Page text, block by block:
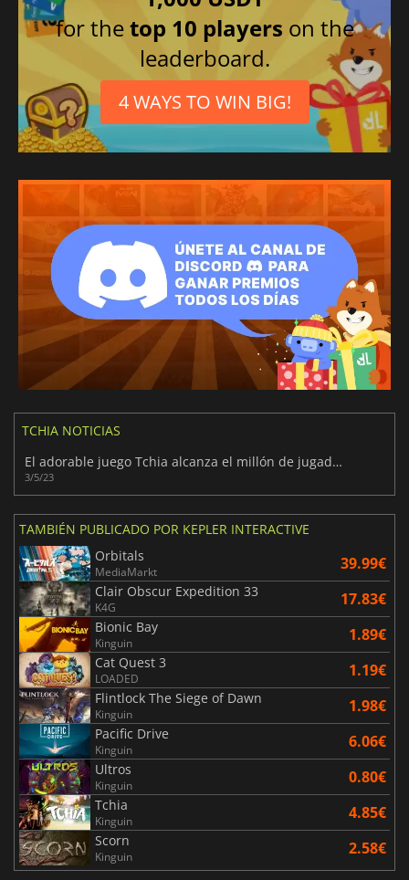
for thetop 10 players on the
leaderboard.
4 WAYS TO WIN BIG!
TCHIA NOTICIAS
El adorable juego Tchia alcanza el millón de jugadores
3/5/23
TAMBIÉN PUBLICADO POR KEPLER INTERACTIVE
Orbitals
MediaMarkt 39.99€
Clair Obscur Expedition 33
K4G 17.83€
Bionic Bay
Kinguin 1.89€
Cat Quest 3
LOADED 1.19€
Flintlock The Siege of Dawn
Kinguin 1.98€
Pacific Drive
Kinguin 6.06€
Ultros
Kinguin 0.80€
Tchia
Kinguin 4.85€
Scorn
Kinguin 2.58€